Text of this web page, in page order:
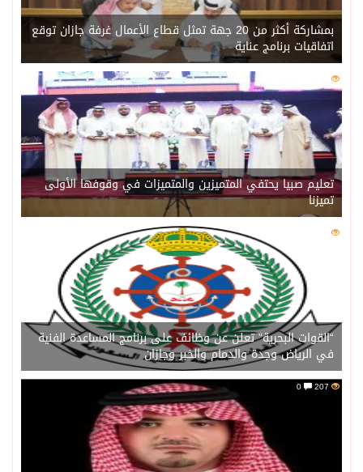
بمشاركة أكثر من 20 جهة تمثل قطاع الأعمال غرفة جازان توقع
اتفاقيات برنامج عناية
217
تعليم صبيا يحتفي المتميزين والمتميزات في وقوفها الأولى
تميزنا
211
“القوات البحرية” تعلن عن وظائف على برنامج المساعدة الفنية
في الرياض وجدة والدمام والخبر وجازان
207